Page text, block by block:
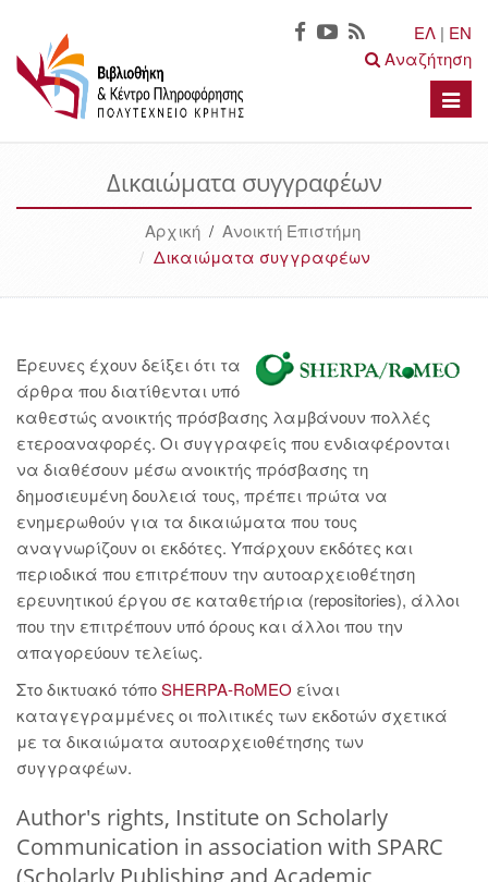
ΕΛ | EN
Αναζήτηση
Toggle
Δικαιώματα συγγραφέων
Αρχική/ Ανοικτή Επιστήμη
Δικαιώματα συγγραφέων
Έρευνες έχουν δείξει ότι τα
άρθρα που διατίθενται υπό
καθεστώς ανοικτής πρόσβασης λαμβάνουν πολλές
ετεροαναφορές. Οι συγγραφείς που ενδιαφέρονται
να διαθέσουν μέσω ανοικτής πρόσβασης τη
δημοσιευμένη δουλειά τους, πρέπει πρώτα να
ενημερωθούν για τα δικαιώματα που τους
αναγνωρίζουν οι εκδότες. Υπάρχουν εκδότες και
περιοδικά που επιτρέπουν την αυτοαρχειοθέτηση
ερευνητικού έργου σε καταθετήρια (repositories), άλλοι
που την επιτρέπουν υπό όρους και άλλοι που την
απαγορεύουν τελείως.
Στο δικτυακό τόποSHERPA-RoMEO είναι
καταγεγραμμένες οι πολιτικές των εκδοτών σχετικά
με τα δικαιώματα αυτοαρχειοθέτησης των
συγγραφέων.
Author's rights, Institute on Scholarly
Communication in association with SPARC
(Scholarly Publishing and Academic